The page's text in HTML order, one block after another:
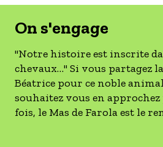
LES OFFRES
S'inscrire à nos newsletters
On s'engage
"Notre histoire est inscrite
chevaux…" Si vous partagez
Béatrice pour ce noble
souhaitez vous en
fois, le Mas de Farola est le
blanc et des chevauchées